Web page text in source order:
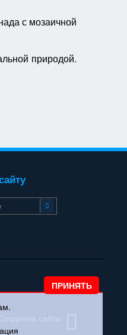
с мозаичной
природой.